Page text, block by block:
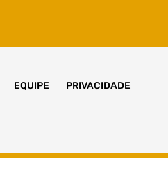
EQUIPE PRIVACIDADE